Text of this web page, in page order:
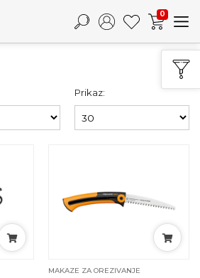
0
Prikaz:
MAKAZE ZA OREZIVANJE